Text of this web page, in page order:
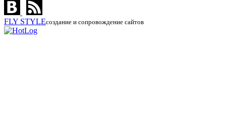
FLY STYLEсоздание и сопровождение сайтов